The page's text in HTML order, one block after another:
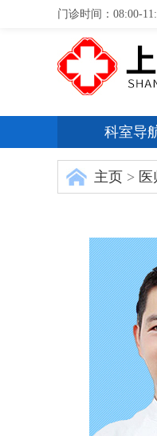
门诊时间：08:00-
科室导
主页 >